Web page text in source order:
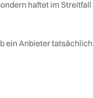
haftet im Streitfall
ein Anbieter tatsächlich